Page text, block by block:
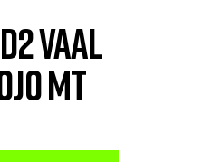
VAAL
MT